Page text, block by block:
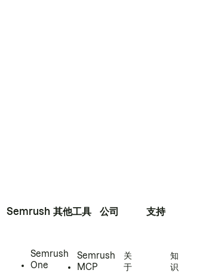
Semrush
Semrush
One
其他工具
Semrush
MCP
公司
关
于
支持
知
识